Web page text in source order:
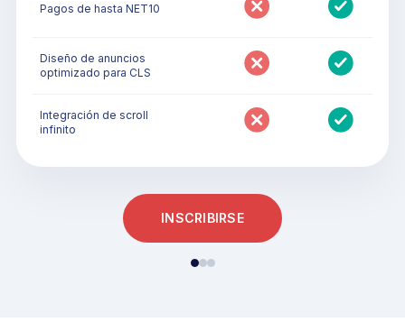
Pagos de hasta NET10
Diseño de anuncios
optimizado para CLS
Integración de scroll
infinito
INSCRIBIRSE